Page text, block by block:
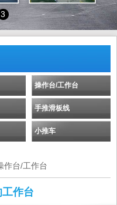
3
操作台/工作台
手推滑板线
小推车
作台/工作台
作台